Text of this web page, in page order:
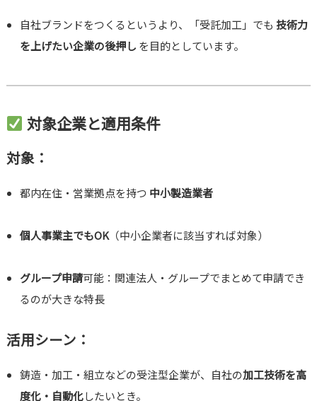
自社ブランドをつくるというより、「受託加工」でも 技術力
を上げたい企業の後押しを目的としています。
対象企業と適用条件
対象：
都内在住・営業拠点を持つ 中小製造業者
個人事業主でもOK（中小企業者に該当すれば対象）
グループ申請可能：関連法人・グループでまとめて申請でき
るのが大きな特長
活用シーン：
鋳造・加工・組立などの受注型企業が、自社の加工技術を高
度化・自動化したいとき。